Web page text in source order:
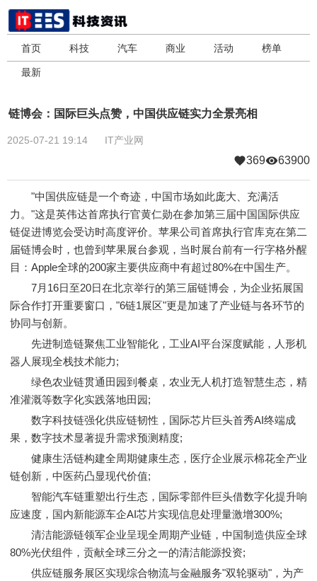
首页 科技 汽车 商业 活动 榜单
最新
链博会：国际巨头点赞，中国供应链实力全景亮相
2025-07-21 19:14 IT产业网
369 63900
"中国供应链是一个奇迹，中国市场如此庞大、充满活
力。"这是英伟达首席执行官黄仁勋在参加第三届中国国际供应
链促进博览会受访时高度评价。苹果公司首席执行官库克在第二
届链博会时，也曾到苹果展台参观，当时展台前有一行字格外醒
目：Apple全球的200家主要供应商中有超过80%在中国生产。
7月16日至20日在北京举行的第三届链博会，为企业拓展国
际合作打开重要窗口，"6链1展区"更是加速了产业链与各环节的
协同与创新。
先进制造链聚焦工业智能化，工业AI平台深度赋能，人形机
器人展现全栈技术能力;
绿色农业链贯通田园到餐桌，农业无人机打造智慧生态，精
准灌溉等数字化实践落地田园;
数字科技链强化供应链韧性，国际芯片巨头首秀AI终端成
果，数字技术显著提升需求预测精度;
健康生活链构建全周期健康生态，医疗企业展示棉花全产业
链创新，中医药凸显现代价值;
智能汽车链重塑出行生态，国际零部件巨头借数字化提升响
应速度，国内新能源车企AI芯片实现信息处理量激增300%;
清洁能源链领军企业呈现全周期产业链，中国制造供应全球
80%光伏组件，贡献全球三分之一的清洁能源投资;
供应链服务展区实现综合物流与金融服务"双轮驱动"，为产